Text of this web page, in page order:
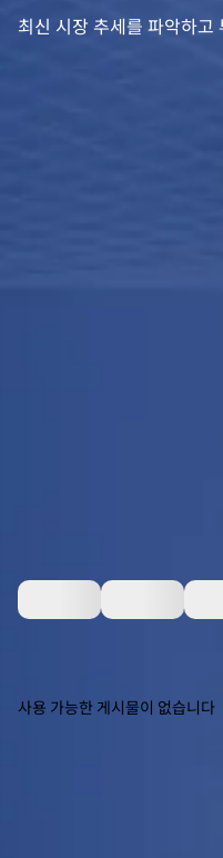
최신 시장 추세를 파악하
사용 가능한 게시물이 없습니다